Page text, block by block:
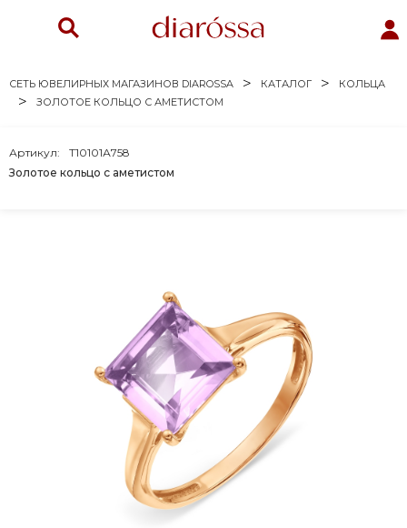
СЕТЬ ЮВЕЛИРНЫХ МАГАЗИНОВ DIAROSSA КАТАЛОГ
КОЛЬЦА
ЗОЛОТОЕ КОЛЬЦО С АМЕТИСТОМ
Золотое кольцо с аметистом
Артикул: Т10101А758